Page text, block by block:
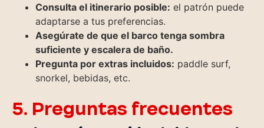
Consulta el itinerario posible: el patrón puede
adaptarse a tus preferencias.
Asegúrate de que el barco tenga sombra
suficiente y escalera de baño.
Pregunta por extras incluidos: paddle surf,
snorkel, bebidas, etc.
5. Preguntas frecuentes